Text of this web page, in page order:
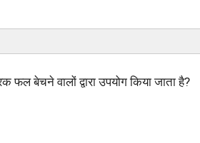
फल बेचने वालों द्वारा उपयोग किया जाता है?